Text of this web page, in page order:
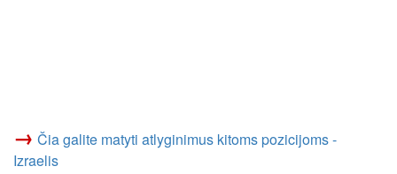
→ Čia galite matyti atlyginimus kitoms pozicijoms -
Izraelis